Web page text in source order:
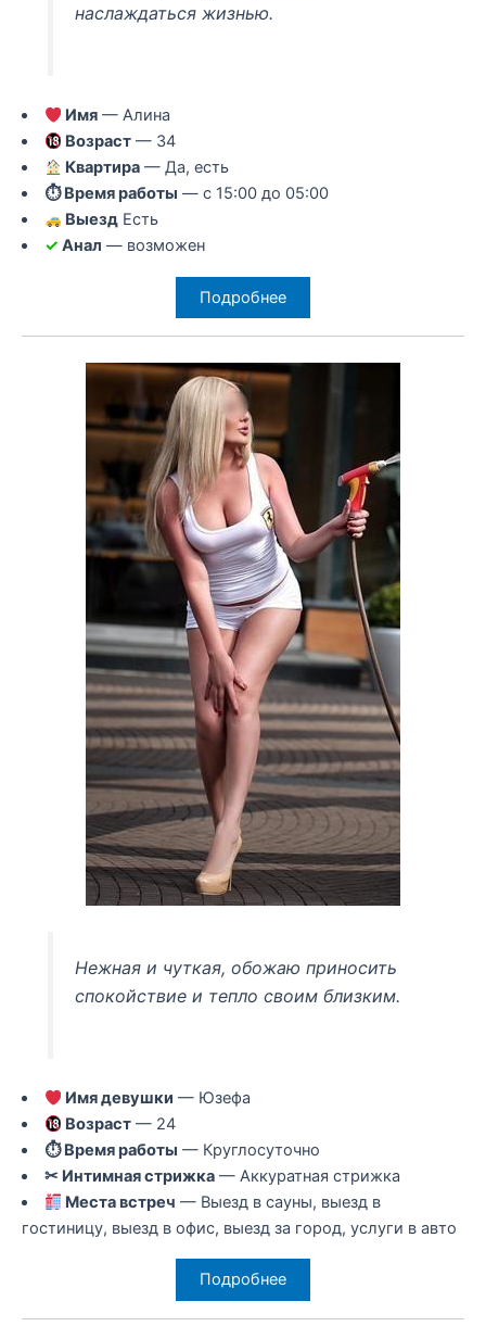
наслаждаться жизнью.
Имя — Алина
Возраст — 34
Квартира — Да, есть
⏱ Время работы — с 15:00 до 05:00
Выезд Есть
✓ Анал — возможен
Подробнее
Нежная и чуткая, обожаю приносить
спокойствие и тепло своим близким.
Имя девушки — Юзефа
Возраст — 24
⏱ Время работы — Круглосуточно
✂ Интимная стрижка— Аккуратная стрижка
Места встреч — Выезд в сауны, выезд в
гостиницу, выезд в офис, выезд за город, услуги в авто
Подробнее